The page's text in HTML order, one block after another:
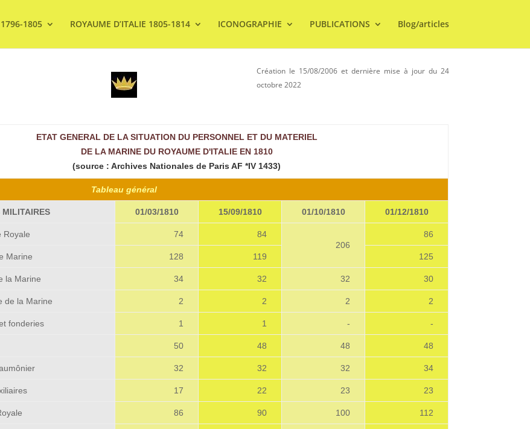
1796-1805 ROYAUME D’ITALIE 1805-1814 ICONOGRAPHIE PUBLICATIONS Blog/articles
Création le 15/08/2006 et dernière mise à jour du 24
octobre 2022
ETAT GENERAL DE LA SITUATION DU PERSONNEL ET DU MATERIEL
DE LA MARINE DU ROYAUME D'ITALIE EN 1810
(source : Archives Nationales de Paris AF *IV 1433)
Tableau général
MILITAIRES 01/03/1810 15/09/1810 01/10/1810 01/12/1810
Royale 74
84
206
86
Marine 128 119 125
la Marine 34 32 32 30
de la Marine 2 2 2 2
fonderies 1 1 - -
50 48 48 48
32 32 32 34
17 22 23 23
86 90 100 112